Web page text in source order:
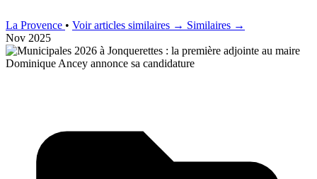
La Provence • Voir articles similaires → Similaires →
Nov 2025